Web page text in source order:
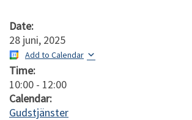
Date:
28 juni, 2025
Add to Calendar
Time:
10:00 - 12:00
Calendar:
Gudstjänster